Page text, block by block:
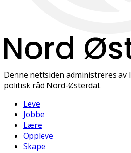
Denne nettsiden administreres
politisk råd Nord-Østerdal.
Leve
Jobbe
Lære
Oppleve
Skape